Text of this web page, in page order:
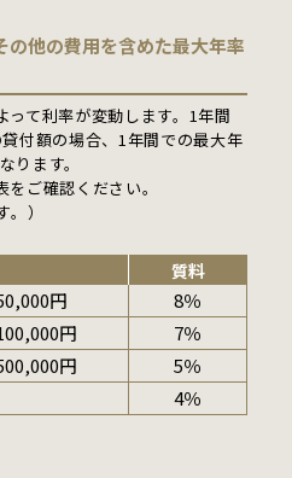
の他の費用を含めた最大年率
て利率が変動します。1年間
付額の場合、1年間での最大年
ります。
ご確認ください。
）
質料
円
8％
円
7％
円
5％
4％